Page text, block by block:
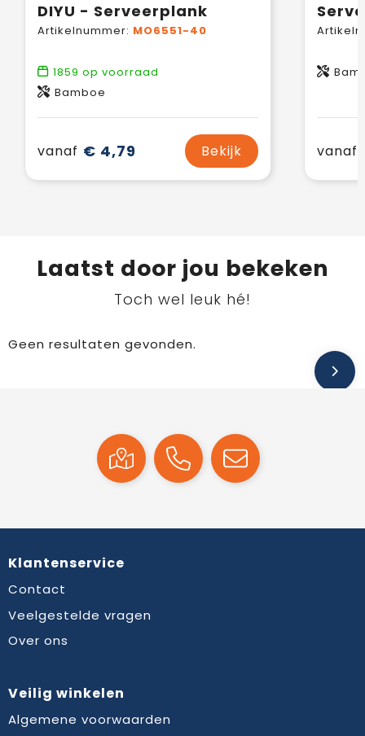
DIYU - Serveerplank
Artikelnummer: MO6551-40
1859 op voorraad
Bamboe
vanaf € 4,79 Bekijk vanaf
Laatst door jou bekeken
Toch wel leuk hé!
Geen resultaten gevonden.
Klantenservice
Contact
Veelgestelde vragen
Over ons
Veilig winkelen
Algemene voorwaarden